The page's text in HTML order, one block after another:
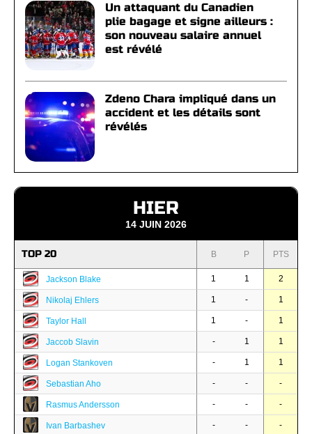
Un attaquant du Canadien
plie bagage et signe ailleurs :
son nouveau salaire annuel
est révélé
Zdeno Chara impliqué dans un
accident et les détails sont
révélés
HIER
14 JUIN 2026
TOP 20 B P PTS
Jackson Blake 1 1 2
Nikolaj Ehlers 1 - 1
Taylor Hall 1 - 1
Jaccob Slavin - 1 1
Logan Stankoven - 1 1
Sebastian Aho - - -
Rasmus Andersson - - -
Ivan Barbashev - - -